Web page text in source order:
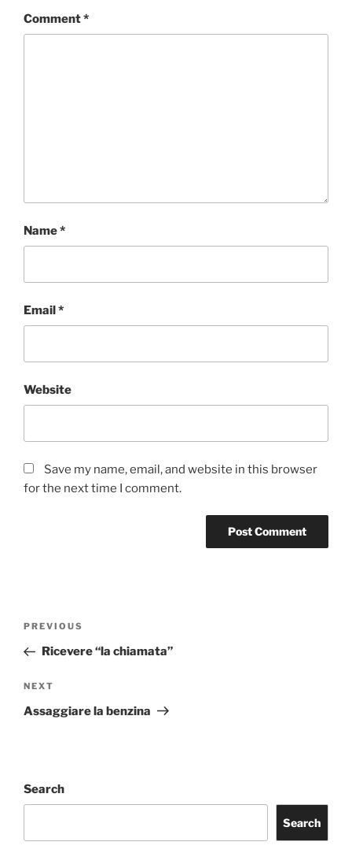
Comment*
Name*
Email*
Website
Save my name, email, and website in this browser
for the next time I comment.
Previous
Post
PREVIOUS
Ricevere “la chiamata”
Next
Post
NEXT
Assaggiare la benzina
Search
Search